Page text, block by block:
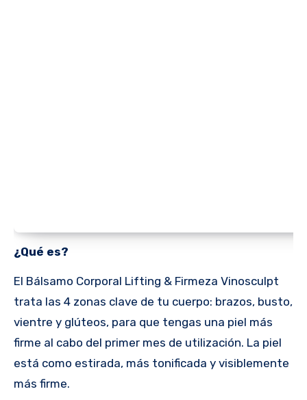
¿Qué es?
El Bálsamo Corporal Lifting & Firmeza Vinosculpt
trata las 4 zonas clave de tu cuerpo: brazos, busto,
vientre y glúteos, para que tengas una piel más
firme al cabo del primer mes de utilización. La piel
está como estirada, más tonificada y visiblemente
más firme.